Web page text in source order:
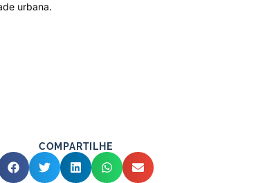
urbana.
COMPARTILHE